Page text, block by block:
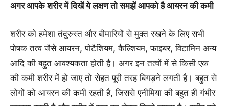
अगर आपके शरीर में दिखें ये लक्षण तो समझें आपको है आयरन की कमी
शरीर को हमेशा तंदुरुस्त और बीमारियों से मुक्त रखने के लिए सभी
पोषक तत्व जैसे आयरन, पोटैशियम, कैल्शियम, फाइबर, विटामिन अन्य
आदि की बहुत आवश्यकता होती है। अगर इन तत्वों में से किसी एक
की कमी शरीर में हो जाए तो सेहत पूरी तरह बिगड़ने लगती है। बहुत से
लोगों को आयरन की कमी रहती है, जिससे एनीमिया की बहुत ही गंभीर